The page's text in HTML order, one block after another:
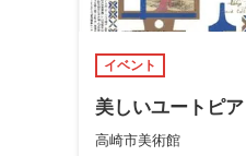
イベント
美しいユートピア
高崎市美術館